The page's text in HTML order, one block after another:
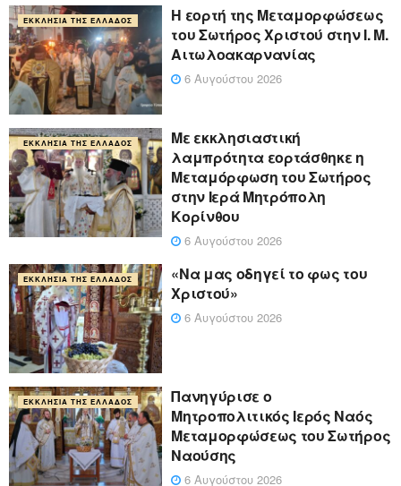
ΕΚΚΛΗΣΊΑ ΤΗΣ ΕΛΛΆΔΟΣ
Η εορτή της Μεταμορφώσεως
του Σωτήρος Χριστού στην Ι. Μ.
Αιτωλοακαρνανίας
6 Αυγούστου 2026
ΕΚΚΛΗΣΊΑ ΤΗΣ ΕΛΛΆΔΟΣ
Με εκκλησιαστική
λαμπρότητα εορτάσθηκε η
Μεταμόρφωση του Σωτήρος
στην Ιερά Μητρόπολη
Κορίνθου
6 Αυγούστου 2026
ΕΚΚΛΗΣΊΑ ΤΗΣ ΕΛΛΆΔΟΣ
«Να μας οδηγεί το φως του
Χριστού»
6 Αυγούστου 2026
ΕΚΚΛΗΣΊΑ ΤΗΣ ΕΛΛΆΔΟΣ
Πανηγύρισε ο
Μητροπολιτικός Ιερός Ναός
Μεταμορφώσεως του Σωτήρος
Ναούσης
6 Αυγούστου 2026